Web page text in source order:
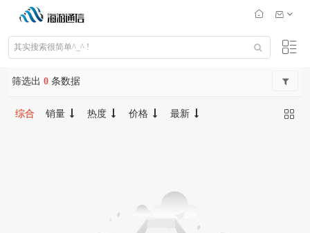
筛选出 0 条数据
综合 销量 热度 价格 最新